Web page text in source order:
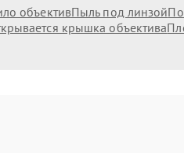
объективПыль под линзой
крышка объектива